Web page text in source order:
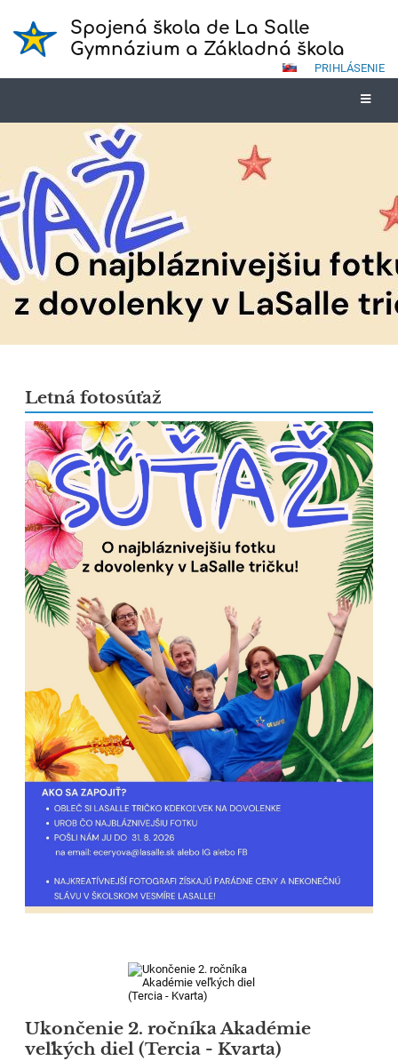
Spojená škola de La Salle
Gymnázium a Základná škola
PRIHLÁSENIE
Letná fotosúťaž
Ukončenie 2. ročníka Akadémie
veľkých diel (Tercia - Kvarta)